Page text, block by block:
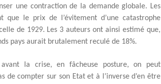
une contraction de la demande globale. Les
que le prix de l’évitement d’une catastrophe
de 1929. Les 3 auteurs ont ainsi estimé que,
pays aurait brutalement reculé de 18%.
la crise, en fâcheuse posture, on peut
de compter sur son Etat et à l’inverse d’en être